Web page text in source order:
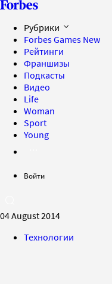
Рубрики
Forbes Games New
Рейтинги
Франшизы
Подкасты
Видео
Life
Woman
Sport
Young
Войти
04 August 2014
Технологии